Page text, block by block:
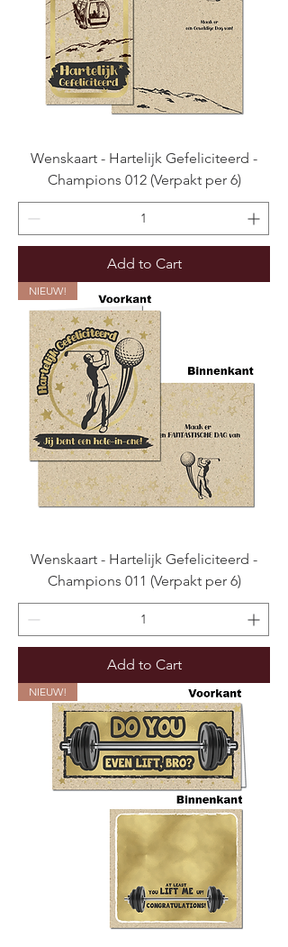
Wenskaart - Hartelijk Gefeliciteerd -
Champions 012 (Verpakt per 6)
Add to Cart
NIEUW!
Wenskaart - Hartelijk Gefeliciteerd -
Champions 011 (Verpakt per 6)
Add to Cart
NIEUW!